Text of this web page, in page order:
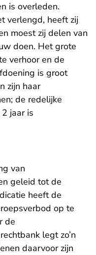
is overleden.
verlengd, heeft zij
moest zij delen van
doen. Het grote
verhoor en de
is groot
zijn haar
de redelijke
jaar is
van
geleid tot de
heeft de
op te
de
legt zo’n
daarvoor zijn